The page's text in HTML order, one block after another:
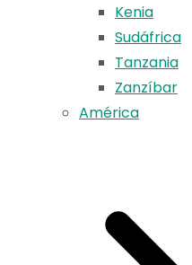
Kenia
Sudáfrica
Tanzania
Zanzíbar
América